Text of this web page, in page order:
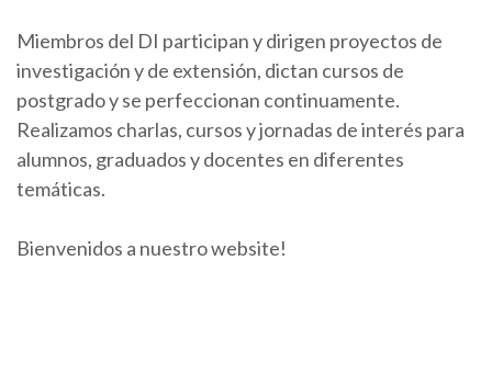
Miembros del DI participan y dirigen proyectos de
investigación y de extensión, dictan cursos de
postgrado y se perfeccionan continuamente.
Realizamos charlas, cursos y jornadas de interés para
alumnos, graduados y docentes en diferentes
temáticas.
Bienvenidos a nuestro website!